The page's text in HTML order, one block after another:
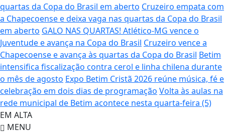
quartas da Copa do Brasil em aberto Cruzeiro empata com
a Chapecoense e deixa vaga nas quartas da Copa do Brasil
em aberto GALO NAS QUARTAS! Atlético-MG vence o
Juventude e avança na Copa do Brasil Cruzeiro vence a
Chapecoense e avança às quartas da Copa do Brasil Betim
intensifica fiscalização contra cerol e linha chilena durante
o mês de agosto Expo Betim Cristã 2026 reúne música, fé e
celebração em dois dias de programação Volta às aulas na
rede municipal de Betim acontece nesta quarta-feira (5)
EM ALTA
MENU